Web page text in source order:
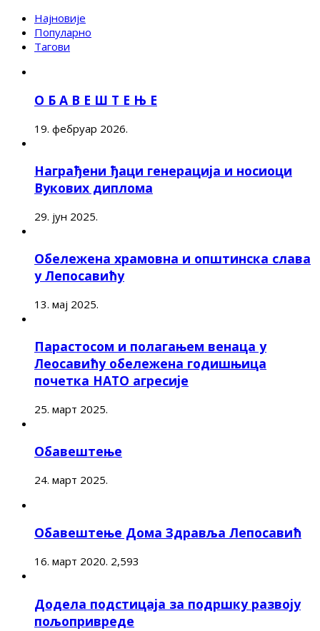
Најновије
Популарно
Тагови
О Б А В Е Ш Т Е Њ Е
19. фебруар 2026.
Награђени ђаци генерација и носиоци
Вукових диплома
29. јун 2025.
Обележена храмовна и општинска слава
у Лепосавићу
13. мај 2025.
Парастосом и полагањем венаца у
Леосавићу обележена годишњица
почетка НАТО агресије
25. март 2025.
Обавештење
24. март 2025.
Обавештење Дома Здравља Лепосавић
16. март 2020. 2,593
Додела подстицаја за подршку развоју
пољопривреде